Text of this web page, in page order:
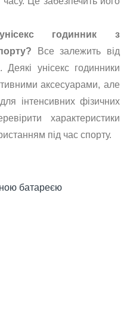
годинник з
Все залежить від
Деякі унісекс годинники
аксесуарами, але
інтенсивних фізичних
характеристики
під час спорту.
батареєю